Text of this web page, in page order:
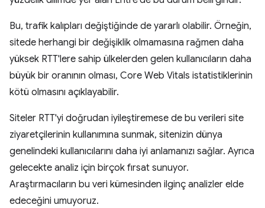
Bu, trafik kalıpları değiştiğinde de yararlı olabilir. Örneğin,
sitede herhangi bir değişiklik olmamasına rağmen daha
yüksek RTT'lere sahip ülkelerden gelen kullanıcıların daha
büyük bir oranının olması, Core Web Vitals istatistiklerinin
kötü olmasını açıklayabilir.
Siteler RTT'yi doğrudan iyileştiremese de bu verileri site
ziyaretçilerinin kullanımına sunmak, sitenizin dünya
genelindeki kullanıcılarını daha iyi anlamanızı sağlar. Ayrıca
gelecekte analiz için birçok fırsat sunuyor.
Araştırmacıların bu veri kümesinden ilginç analizler elde
edeceğini umuyoruz.